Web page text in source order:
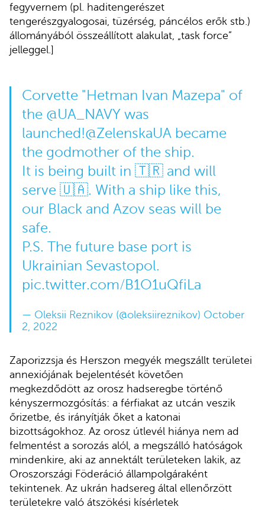
fegyvernem (pl. haditengerészet
tengerészgyalogosai, tüzérség, páncélos erők stb.)
állományából összeállított alakulat, „task force”
jelleggel.]
Corvette "Hetman Ivan Mazepa" of
the @UA_NAVYwas
launched!@ZelenskaUAbecame
the godmother of the ship.
It is being built in 🇹🇷 and will
serve 🇺🇦. With a ship like this,
our Black and Azov seas will be
safe.
P.S. The future base port is
Ukrainian Sevastopol.
pic.twitter.com/B1O1uQfiLa
— Oleksii Reznikov (@oleksiireznikov) October
2, 2022
Zaporizzsja és Herszon megyék megszállt területei
annexiójának bejelentését követően
megkezdődött az orosz hadseregbe történő
kényszermozgósítás: a férfiakat az utcán veszik
őrizetbe, és irányítják őket a katonai
bizottságokhoz. Az orosz útlevél hiánya nem ad
felmentést a sorozás alól, a megszálló hatóságok
mindenkire, aki az annektált területeken lakik, az
Oroszországi Föderáció állampolgáraként
tekintenek. Az ukrán hadsereg által ellenőrzött
területekre való átszökési kísérletek